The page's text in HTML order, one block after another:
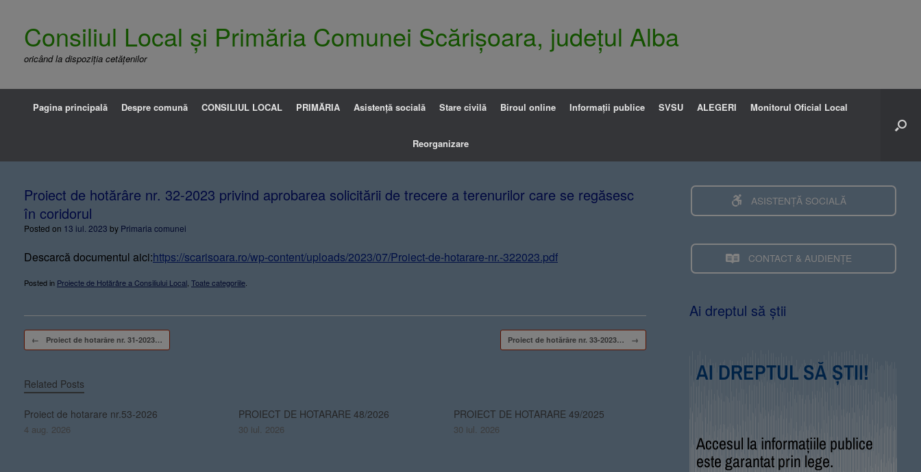
Consiliul Local și Primăria Comunei Scărișoara, județul Alba
oricând la dispoziția cetățenilor
Pagina principală Despre comună CONSILIUL LOCAL PRIMĂRIA Asistență socială Stare civilă Biroul online Informații publice SVSU ALEGERI Monitorul Oficial Local
Reorganizare
Proiect de hotărâre nr. 32-2023 privind aprobarea solicitării de trecere a terenurilor care se regăsesc
în coridorul
Posted on 13 iul. 2023 by Primaria comunei
Descarcă documentul aici:https://scarisoara.ro/wp-content/uploads/2023/07/Proiect-de-hotarare-nr.-322023.pdf
Posted in Proiecte de Hotărâre a Consiliului Local Toate categoriile
Post navigation
← Proiect de hotarâre nr. 31-2023… Proiect de hotărâre nr. 33-2023… →
Related Posts
Proiect de hotarare nr.53-2026
4 aug. 2026
PROIECT DE HOTARARE 48/2026
30 iul. 2026
PROIECT DE HOTARARE 49/2025
30 iul. 2026
ASISTENȚĂ SOCIALĂ
CONTACT & AUDIENȚE
Ai dreptul să știi
AI DREPTUL SĂ ȘTII!
Accesul la informațiile publice
este garantat prin lege.